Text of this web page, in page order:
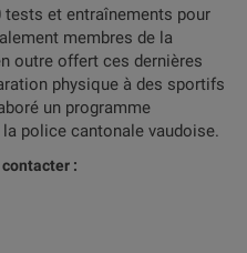
tests et entraînements pour
membres de la
outre offert ces dernières
physique à des sportifs
un programme
police cantonale vaudoise.
: